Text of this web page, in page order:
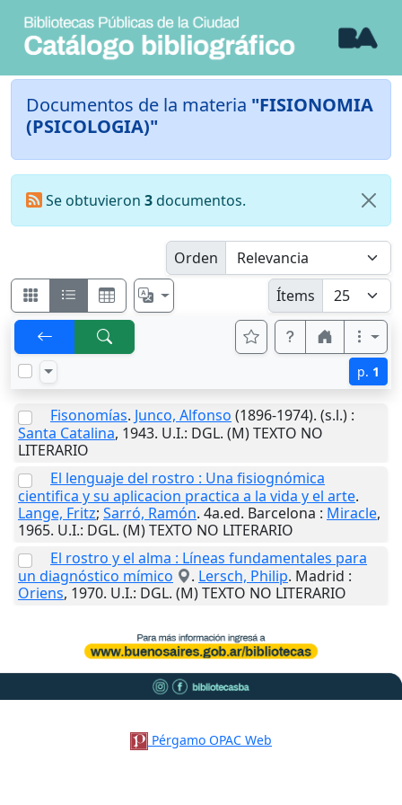
Documentos de la materia "FISIONOMIA
(PSICOLOGIA)"
Se obtuvieron 3documentos.
Orden
Ítems
p. 1
Fisonomías. Junco, Alfonso (1896-1974). (s.l.) :
Santa Catalina, 1943. U.I.: DGL. (M) TEXTO NO
LITERARIO
El lenguaje del rostro : Una fisiognómica
cientifica y su aplicacion practica a la vida y el arte.
Lange, Fritz; Sarró, Ramón. 4a.ed. Barcelona : Miracle,
1965. U.I.: DGL. (M) TEXTO NO LITERARIO
El rostro y el alma : Líneas fundamentales para
un diagnóstico mímico
. Lersch, Philip. Madrid :
Oriens, 1970. U.I.: DGL. (M) TEXTO NO LITERARIO
Pérgamo OPAC Web